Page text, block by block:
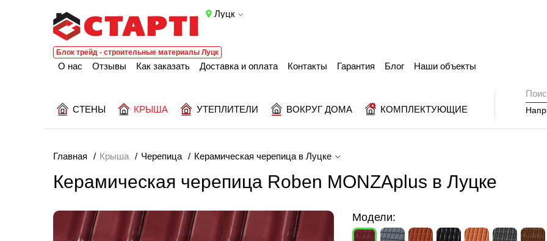
Луцк
Блок трейд - строительные материалы Луцк
СТЕНЫ КРЫША УТЕПЛИТЕЛИ ВОКРУГ ДОМА КОМПЛЕКТУЮЩИЕ
О нас Отзывы Как заказать Доставка и оплата Контакты Гарантия Блог Наши объекты
Главная Крыша Черепица Керамическая черепица в Луцке
Керамическая черепица Roben MONZAplus в Луцке
Модели: